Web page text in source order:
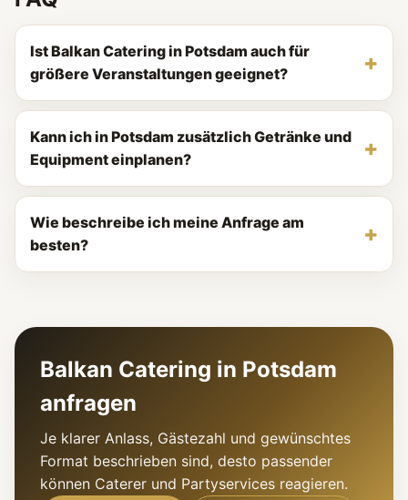
Ist Balkan Catering in Potsdam auch für
größere Veranstaltungen geeignet?
Kann ich in Potsdam zusätzlich Getränke und
Equipment einplanen?
Wie beschreibe ich meine Anfrage am
besten?
Balkan Catering in Potsdam
anfragen
Je klarer Anlass, Gästezahl und gewünschtes
Format beschrieben sind, desto passender
können Caterer und Partyservices reagieren.